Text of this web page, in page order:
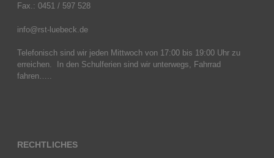
Fax.: 0451 / 597 528
info@rst-luebeck.de
Telefonisch sind wir jeden Mittwoch von 17:00 bis 19:00 Uhr zu
erreichen. In den Schulferien sind wir unterwegs, Fahrrad
fahren…..
RECHTLICHES